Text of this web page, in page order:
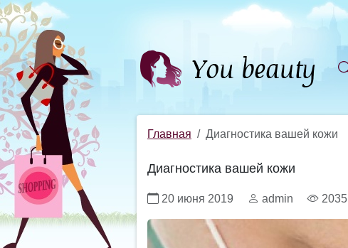
Главная Диагностика вашей кожи
Диагностика вашей кожи
20 июня 2019 admin 2035